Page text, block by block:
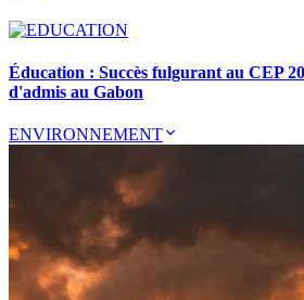
Éducation : Succès fulgurant au CEP
d'admis au Gabon
ENVIRONNEMENT